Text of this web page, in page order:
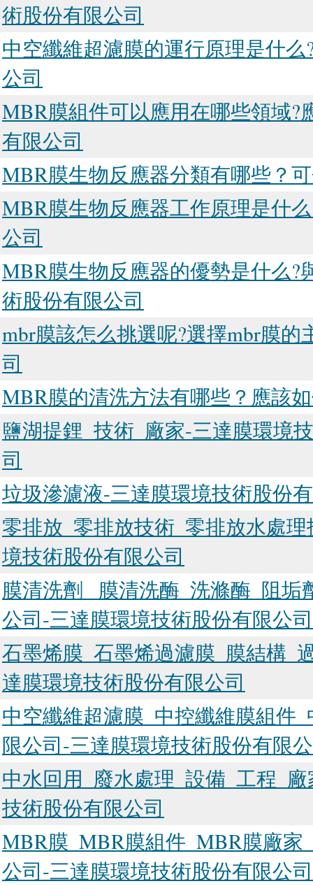
術股份有限公司
中空纖維超濾膜的運行原理是什
公司
MBR膜組件可以應用在哪些領域?
有限公司
MBR膜生物反應器分類有哪些？
MBR膜生物反應器工作原理是什
公司
MBR膜生物反應器的優勢是什么?
術股份有限公司
mbr膜該怎么挑選呢?選擇mbr膜
司
MBR膜的清洗方法有哪些？應該
鹽湖提鋰_技術_廠家-三達膜環境
司
垃圾滲濾液-三達膜環境技術股份
零排放_零排放技術_零排放水處
境技術股份有限公司
膜清洗劑_ 膜清洗酶_洗滌酶_阻
公司-三達膜環境技術股份有限公司
石墨烯膜_石墨烯過濾膜_膜結構_
達膜環境技術股份有限公司
中空纖維超濾膜_中控纖維膜組件
限公司-三達膜環境技術股份有限
中水回用_廢水處理_設備_工程_
技術股份有限公司
MBR膜_MBR膜組件_MBR膜廠
公司-三達膜環境技術股份有限公司